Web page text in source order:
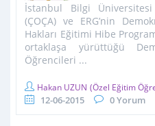
İstanbul Bilgi Üniversitesi
(ÇOÇA) ve ERG’nin
Hakları Eğitimi Hibe
ortaklaşa yürüttüğü
Öğrencileri ...
Hakan UZUN (Özel Eğitim
12-06-2015 0 Yorum